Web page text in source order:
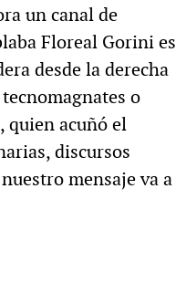
un canal de
Floreal Gorini es
desde la derecha
o
quien acuñó el
discursos
mensaje va a